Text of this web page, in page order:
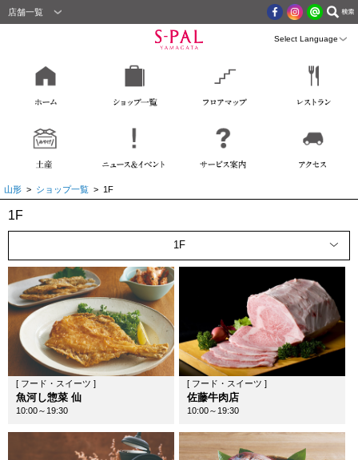
店舗一覧
山形 > ショップ一覧 > 1F
1F
1F
[ フード・スイーツ ]
魚河し惣菜 仙
10:00～19:30
[ フード・スイーツ ]
佐藤牛肉店
10:00～19:30